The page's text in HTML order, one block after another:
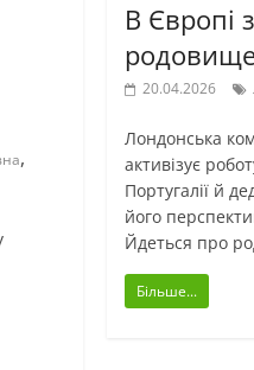
,
В Європі
родовище
20.04.2026
Лондонська
активізує
Португалії й
його
Йдеться про
Більше...